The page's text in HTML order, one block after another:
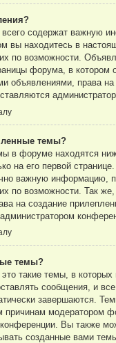
содержат важную
вы находитесь в
по возможности.
форума, в котором
объявлениями, права на
темы?
в форуме находятся
на его первой
важную информацию,
по возможности. Так же,
на создание
темы?
такие темы, в которых
сообщения, и
завершаются.
причинам модератором
Вы также
созданные вами